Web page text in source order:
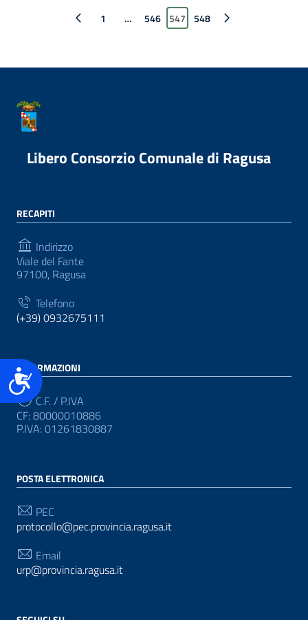
Accessibilità
Pagina precedente
1 … 546 547 548
Pagina successiva
Libero Consorzio Comunale di Ragusa
RECAPITI
Indirizzo
Viale del Fante
97100, Ragusa
Telefono
(+39) 0932675111
INFORMAZIONI
C.F. / P.IVA
CF: 80000010886
P.IVA: 01261830887
POSTA ELETTRONICA
PEC
protocollo@pec.provincia.ragusa.it
Email
urp@provincia.ragusa.it